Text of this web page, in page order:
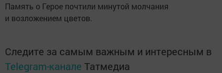
Память о Герое почтили минутой молчания
и возложением цветов.
Следите за самым важным и интересным в
Telegram-канале Татмедиа